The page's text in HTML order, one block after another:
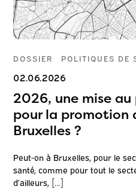
DOSSIER POLITIQUES DE
02.06.2026
2026, une mise
pour la promotion
Bruxelles ?
Peut-on à Bruxelles, pour le
santé, comme pour tout le
d’ailleurs, […]